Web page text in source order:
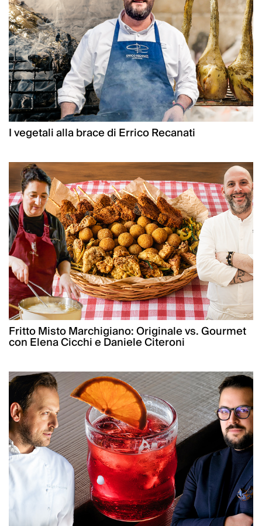
I vegetali alla brace di Errico Recanati
Fritto Misto Marchigiano: Originale vs. Gourmet
con Elena Cicchi e Daniele Citeroni